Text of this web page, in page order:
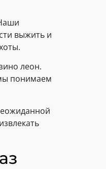
выжить и
леон.
понимаем